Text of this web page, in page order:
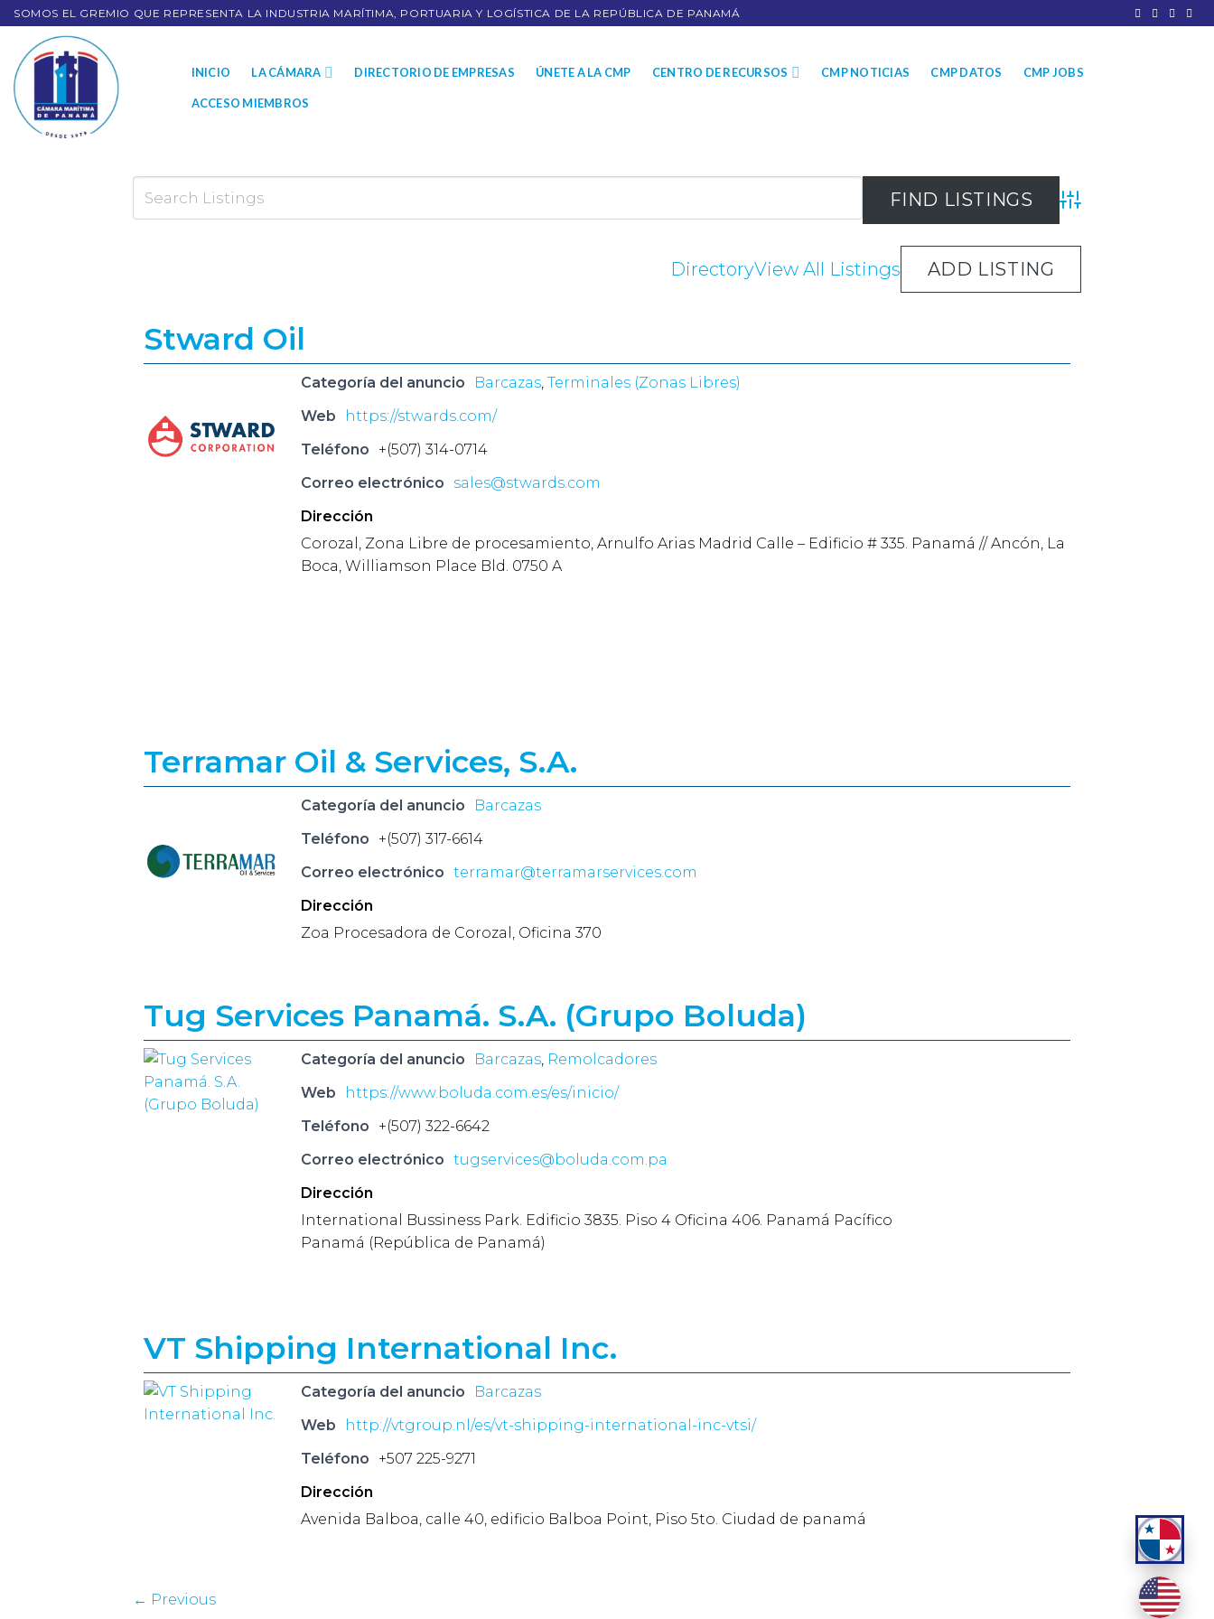
SOMOS EL GREMIO QUE REPRESENTA LA INDUSTRIA MARÍTIMA, PORTUARIA Y LOGÍSTICA DE LA REPÚBLICA DE PANAMÁ
INICIO LA CÁMARA DIRECTORIO DE EMPRESAS ÚNETE A LA CMP CENTRO DE RECURSOS CMP NOTICIAS CMP DATOS CMP JOBS
ACCESO MIEMBROS
Advanced Search
DirectoryView All Listings ADD LISTING
Stward Oil
Categoría del anuncio Barcazas, Terminales (Zonas Libres)
Web
https://stwards.com/
Teléfono
+(507) 314-0714
Correo electrónico
sales@stwards.com
Dirección
Corozal, Zona Libre de procesamiento, Arnulfo Arias Madrid Calle – Edificio # 335. Panamá // Ancón, La
Boca, Williamson Place Bld. 0750 A
Terramar Oil & Services, S.A.
Categoría del anuncio
Barcazas
Teléfono
+(507) 317-6614
Correo electrónico terramar@terramarservices.com
Dirección
Zoa Procesadora de Corozal, Oficina 370
Tug Services Panamá. S.A. (Grupo Boluda)
Categoría del anuncio Barcazas, Remolcadores
Web
https://www.boluda.com.es/es/inicio/
Teléfono
+(507) 322-6642
Correo electrónico tugservices@boluda.com.pa
Dirección
International Bussiness Park. Edificio 3835. Piso 4 Oficina 406. Panamá Pacífico
Panamá (República de Panamá)
VT Shipping International Inc.
Categoría del anuncio
Barcazas
Web
http://vtgroup.nl/es/vt-shipping-international-inc-vtsi/
Teléfono
+507 225-9271
Dirección
Avenida Balboa, calle 40, edificio Balboa Point, Piso 5to. Ciudad de panamá
← Previous